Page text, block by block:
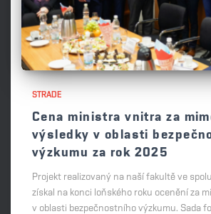
STRADE
Cena ministra vnitra za
výsledky v oblasti
výzkumu za rok 2025
Projekt realizovaný na naší fakultě ve
získal na konci loňského roku ocenění za
v oblasti bezpečnostního výzkumu. Sada